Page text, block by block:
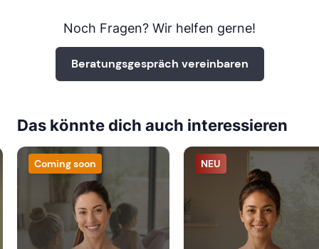
Noch Fragen? Wir helfen gerne!
Beratungsgespräch vereinbaren
Das könnte dich auch interessieren
Coming soon NEU